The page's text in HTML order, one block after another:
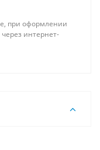
при оформлении
интернет-